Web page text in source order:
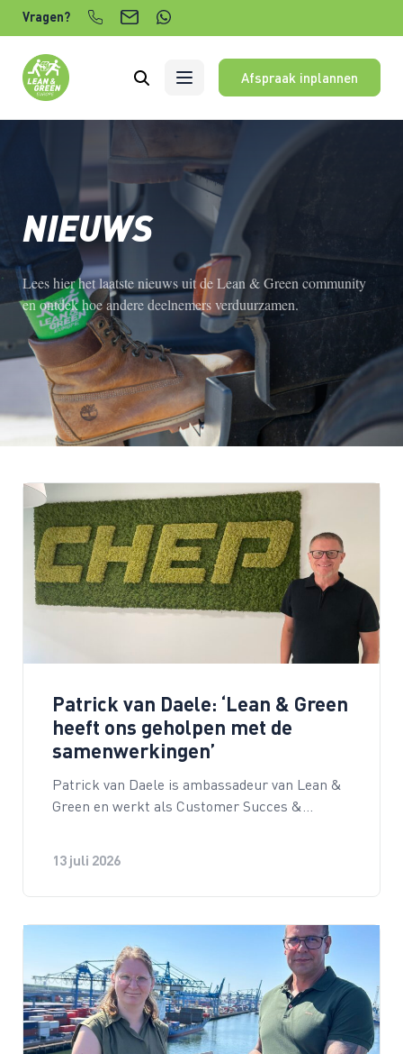
Verder naar content
Vragen?
Afspraak inplannen
NIEUWS
Lees hier het laatste nieuws uit de Lean & Green community
en ontdek hoe andere deelnemers verduurzamen.
Patrick van Daele: ‘Lean & Green
heeft ons geholpen met de
samenwerkingen’
Patrick van Daele is ambassadeur van Lean &
Green en werkt als Customer Succes &…
13 juli 2026